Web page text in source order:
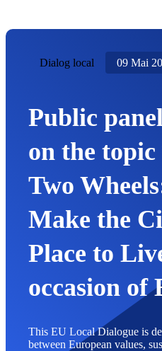
Dialog local 09 Mai
Public
on the
Two
Make the
Place to
occasion of
This EU Local Dialogue is
between European values,